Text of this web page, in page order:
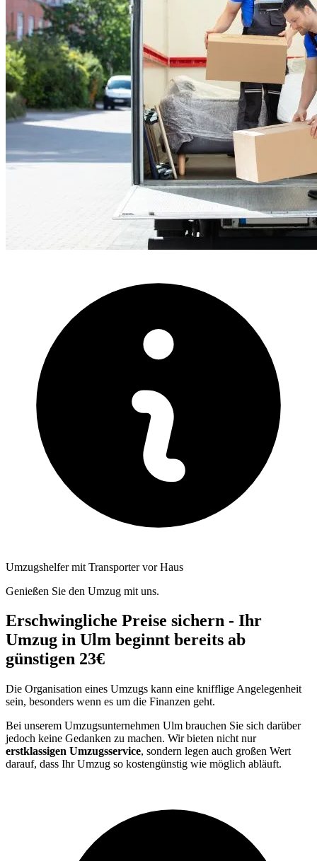
Umzugshelfer mit Transporter vor Haus
Genießen Sie den Umzug mit uns.
Erschwingliche Preise sichern - Ihr
Umzug in Ulm beginnt bereits ab
günstigen 23€
Die Organisation eines Umzugs kann eine knifflige Angelegenheit
sein, besonders wenn es um die Finanzen geht.
Bei unserem Umzugsunternehmen Ulm brauchen Sie sich darüber
jedoch keine Gedanken zu machen. Wir bieten nicht nur
erstklassigen Umzugsservice, sondern legen auch großen Wert
darauf, dass Ihr Umzug so kostengünstig wie möglich abläuft.